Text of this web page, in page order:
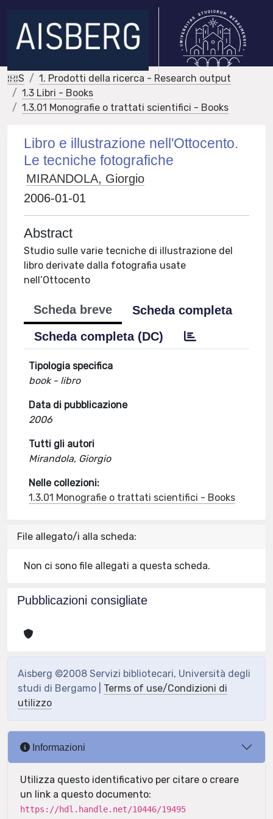
IRIS
1. Prodotti della ricerca - Research output
1.3 Libri - Books
1.3.01 Monografie o trattati scientifici - Books
Libro e illustrazione nell'Ottocento.
Le tecniche fotografiche
MIRANDOLA, Giorgio
2006-01-01
Abstract
Studio sulle varie tecniche di illustrazione del
libro derivate dalla fotografia usate
nell’Ottocento
Scheda breve
Scheda completa
Scheda completa (DC)
Tipologia specifica
book - libro
Data di pubblicazione
2006
Tutti gli autori
Mirandola, Giorgio
Nelle collezioni:
1.3.01 Monografie o trattati scientifici - Books
File allegato/i alla scheda:
Non ci sono file allegati a questa scheda.
Pubblicazioni consigliate
Aisberg ©2008 Servizi bibliotecari, Università degli
studi di Bergamo | Terms of use/Condizioni di
utilizzo
Informazioni
Utilizza questo identificativo per citare o creare
un link a questo documento:
https://hdl.handle.net/10446/19495